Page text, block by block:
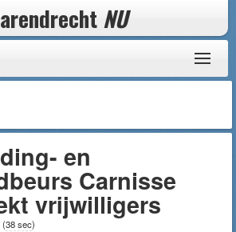
arendrecht NU
en
Carnisse
vrijwilligers
(38 sec)